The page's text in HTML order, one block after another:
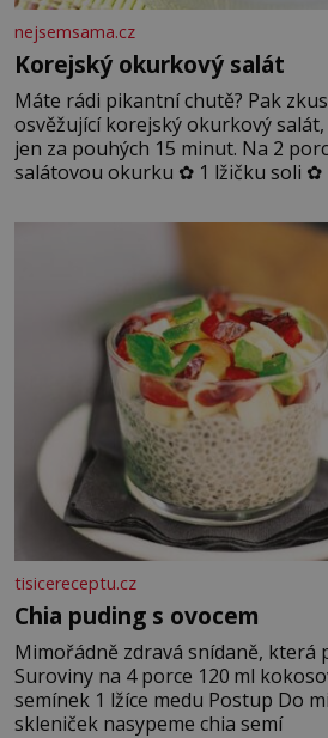
nejsemsama.cz
Korejský okurkový salát
Máte rádi pikantní chutě? Pak
osvěžující korejský okurkový
jen za pouhých 15 minut. Na 2
salátovou okurku ✿ 1 lžičku soli ✿
sezamového oleje ✿ 1 lžičku chilli
jarní cibulku ✿ 1 lžíci sezamových
tisicereceptu.cz
Chia puding s ovocem
Mimořádně zdravá snídaně, která
Suroviny na 4 porce 120 ml kokosového mléka 30 g chia
semínek 1 lžíce medu Postup Do misky či přímo do
skleniček nasypeme chia semí